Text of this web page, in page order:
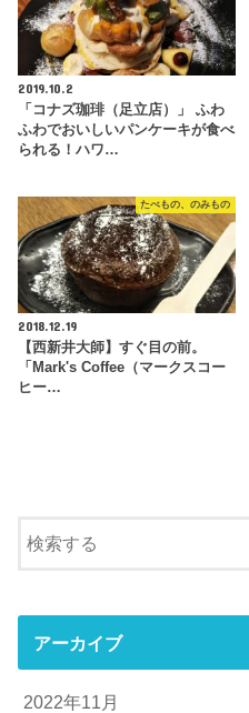
2019.10.2
「コナズ珈琲（足立店）」 ふわ
ふわでおいしいパンケーキが食べ
られる！ハワ…
たべもの、のみもの
2018.12.19
【西新井大師】すぐ目の前。
「Mark's Coffee（マークスコー
ヒー…
アーカイブ
2022年11月